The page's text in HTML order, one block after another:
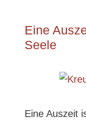
Eine
Seele
Eine Auszeit